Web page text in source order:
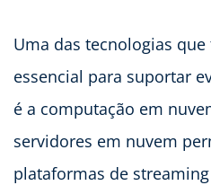
Uma das tecnologias
essencial para suportar
é a computação em
servidores em nuvem
plataformas de